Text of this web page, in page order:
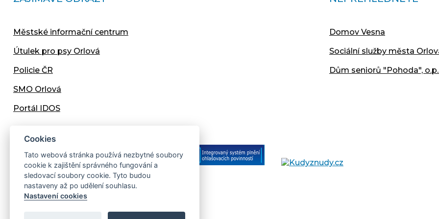
Městské informační centrum
Útulek pro psy Orlová
Policie ČR
SMO Orlová
Portál IDOS
Domov Vesna
Sociální služby města
Dům seniorů "Pohoda",
Copyright © 2013 - 2026 Městský úřad Orlová
Cookies
Tato webová stránka používá nezbytné soubory
cookie k zajištění správného fungování a
sledovací soubory cookie. Tyto budou
nastaveny až po udělení souhlasu.
Nastavení cookies